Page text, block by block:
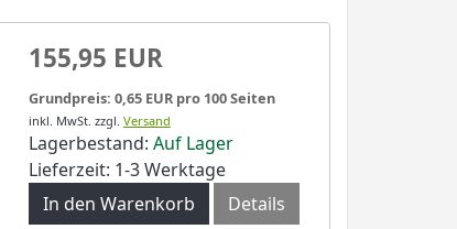
155,95 EUR
Grundpreis: 0,65 EUR pro 100 Seiten
inkl. MwSt. zzgl. Versand
Lagerbestand: Auf Lager
Lieferzeit: 1-3 Werktage
In den Warenkorb
Details